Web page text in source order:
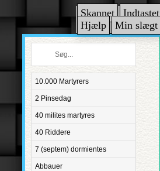
Skannet Indtastet
Hjælp
Min slægt
10.000 Martyrers
2 Pinsedag
40 milites martyres
40 Riddere
7 (septem) dormientes
Abbauer